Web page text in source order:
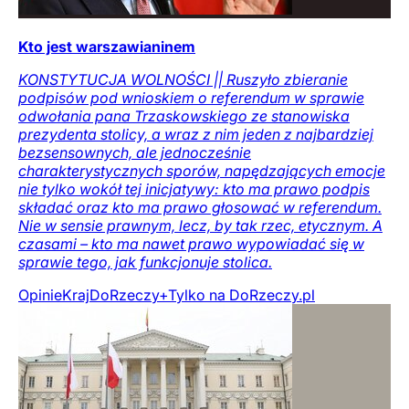
Kto jest warszawianinem
KONSTYTUCJA WOLNOŚCI || Ruszyło zbieranie
podpisów pod wnioskiem o referendum w sprawie
odwołania pana Trzaskowskiego ze stanowiska
prezydenta stolicy, a wraz z nim jeden z najbardziej
bezsensownych, ale jednocześnie
charakterystycznych sporów, napędzających emocje
nie tylko wokół tej inicjatywy: kto ma prawo podpis
składać oraz kto ma prawo głosować w referendum.
Nie w sensie prawnym, lecz, by tak rzec, etycznym. A
czasami – kto ma nawet prawo wypowiadać się w
sprawie tego, jak funkcjonuje stolica.
OpinieKrajDoRzeczy+Tylko na DoRzeczy.pl